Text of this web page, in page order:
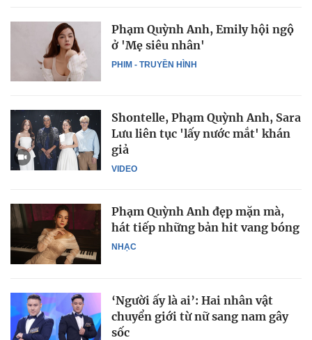
PHIM - TRUYỀN HÌNH
Phạm Quỳnh Anh, Emily hội ngộ
ở 'Mẹ siêu nhân'
VIDEO
Shontelle, Phạm Quỳnh Anh, Sara
Lưu liên tục 'lấy nước mắt' khán
giả
NHẠC
Phạm Quỳnh Anh đẹp mặn mà,
hát tiếp những bản hit vang bóng
‘Người ấy là ai’: Hai nhân vật
chuyển giới từ nữ sang nam gây
sốc